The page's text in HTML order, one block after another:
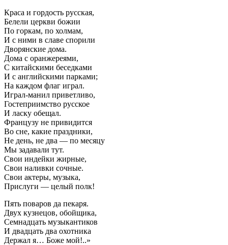
Краса и гордость русская,
Белели церкви божии
По горкам, по холмам,
И с ними в славе спорили
Дворянские дома.
Дома с оранжереями,
С китайскими беседками
И с английскими парками;
На каждом флаг играл.
Играл-манил приветливо,
Гостеприимство русское
И ласку обещал.
Французу не привидится
Во сне, какие праздники,
Не день, не два — по месяцу
Мы задавали тут.
Свои индейки жирные,
Свои наливки сочные.
Свои актеры, музыка,
Прислуги — целый полк!
Пять поваров да пекаря.
Двух кузнецов, обойщика,
Семнадцать музыкантиков
И двадцать два охотника
Держал я… Боже мой!..»